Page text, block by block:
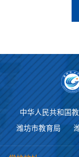
中华人民共和国
潍坊市教育局